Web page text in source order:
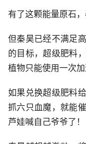
有了这颗能量原石
但秦昊已经不满足
的目标，超级肥料
植物只能使用一次
如果兑换超级肥料
抓六只血魔，就能
芦娃喊自己爷爷了！